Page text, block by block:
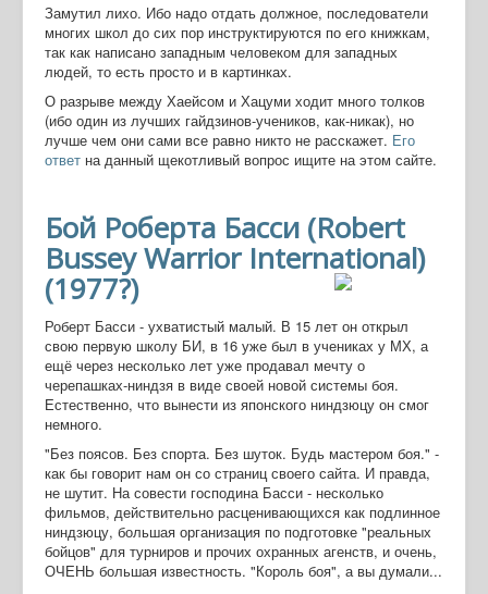
Замутил лихо. Ибо надо отдать должное, последователи
многих школ до сих пор инструктируются по его книжкам,
так как написано западным человеком для западных
людей, то есть просто и в картинках.
О разрыве между Хаейсом и Хацуми ходит много толков
(ибо один из лучших гайдзинов-учеников, как-никак), но
лучше чем они сами все равно никто не расскажет. Его
ответ на данный щекотливый вопрос ищите на этом сайте.
Бой Роберта Басси (Robert
Bussey Warrior International)
(1977?)
Роберт Басси - ухватистый малый. В 15 лет он открыл
свою первую школу БИ, в 16 уже был в учениках у МХ, а
ещё через несколько лет уже продавал мечту о
черепашках-ниндзя в виде своей новой системы боя.
Естественно, что вынести из японского ниндзюцу он смог
немного.
"Без поясов. Без спорта. Без шуток. Будь мастером боя." -
как бы говорит нам он со страниц своего сайта. И правда,
не шутит. На совести господина Басси - несколько
фильмов, действительно расценивающихся как подлинное
ниндзюцу, большая организация по подготовке "реальных
бойцов" для турниров и прочих охранных агенств, и очень,
ОЧЕНЬ большая известность. "Король боя", а вы думали...